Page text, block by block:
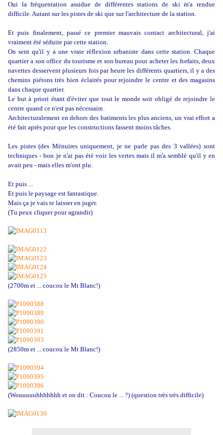
Oui la fréquentation assidue de différentes stations de ski m'a rendue
difficile. Autant sur les pistes de ski que sur l'architecture de la station.
Et puis finalement, passé ce premier mauvais contact architectural, j'ai
vraiment été séduite par cette station.
On sent qu'il y a une vraie réflexion urbaniste dans cette station. Chaque
quartier a son office du tourisme et son bureau pour acheter les forfaits, deux
navettes desservent plusieurs fois par heure les différents quartiers, il y a des
chemins piétons très bien éclairés pour rejoindre le centre et des magasins
dans chaque quartier.
Le but à priori étant d'éviter que tout le monde soit obligé de rejoindre le
centre quand ce n'est pas nécessaire.
Architecturalement en dehors des batiments les plus anciens, un vrai effort a
été fait après pour que les constructions fassent moins tâches.
Les pistes (des Ménuires uniquement, je ne parle pas des 3 vallées) sont
techniques - bon je n'ai pas été voir les vertes mais il m'a semblé qu'il y en
avait peu - mais elles m'ont plu.
Et puis ...
Et puis le paysage est fantastique.
Mais ça je vais te laisser en juger.
(Tu peux cliquer pour agrandir)
(2700m et ... coucou le Mt Blanc!)
(2850m et ... coucou le Mt Blanc!)
(Wouuuuuhhhhhhh et on dit : Coucou le ... ?) (question très très difficile)